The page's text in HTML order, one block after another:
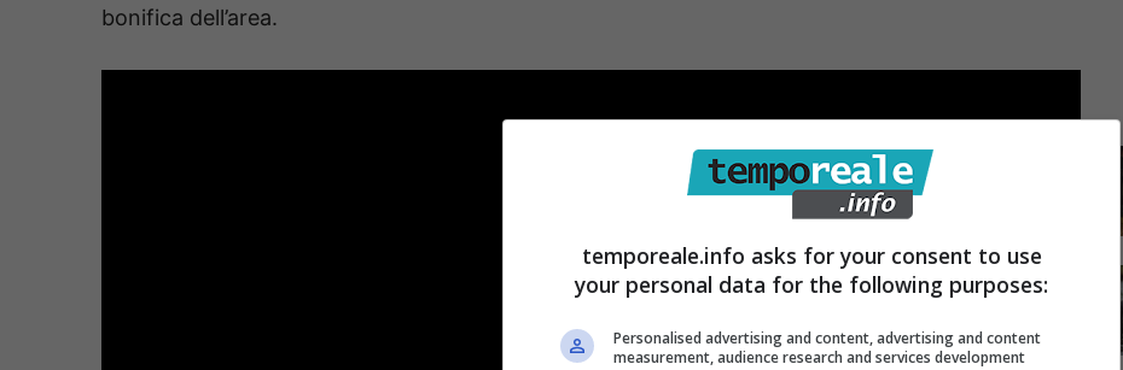
bonifica dell’area.
temporeale.info asks for your consent to use
your personal data for the following purposes:
Personalised advertising and content, advertising and content
measurement, audience research and services development